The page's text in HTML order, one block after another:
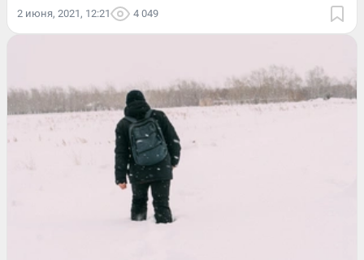
2 июня, 2021, 12:21 4 049